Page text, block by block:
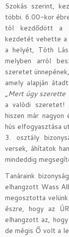
Szokás szerint,
többi. 6.00-kor
tól kezdődött a
kezdetét vehette a
a helyét, Tóth
melyben arról
szeretet
amely alapján
„Mert úgy szerette
a valódi szeretet!
hiszen már
hús elfogyasztása
3. osztály
versek, áhítatok
mindeddig
Tanáraink
elhangzott Wass
megosztotta velünk
észre, hogy az
elhangzott az,
de mégis Ő volt a